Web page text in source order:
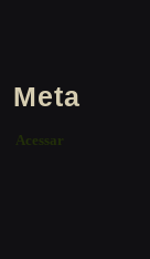
Meta
Acessar